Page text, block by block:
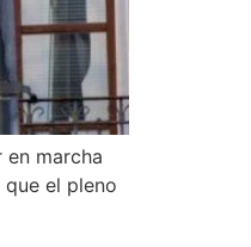
marcha
el pleno